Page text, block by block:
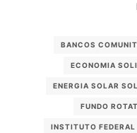
BANCOS
ECONOMIA
ENERGIA SOLAR
FUNDO
INSTITUTO FEDERAL